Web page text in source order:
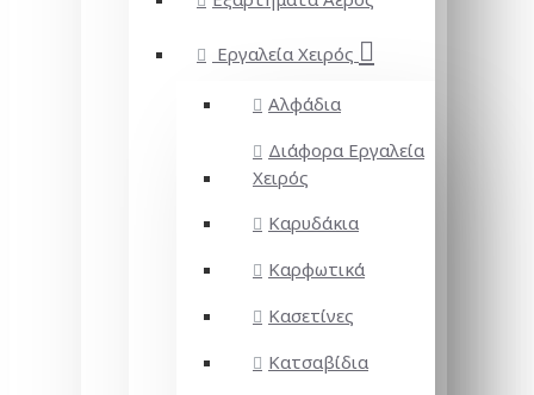
Εργαλεία Χειρός
Αλφάδια
Διάφορα Εργαλεία
Χειρός
Καρυδάκια
Καρφωτικά
Κασετίνες
Κατσαβίδια